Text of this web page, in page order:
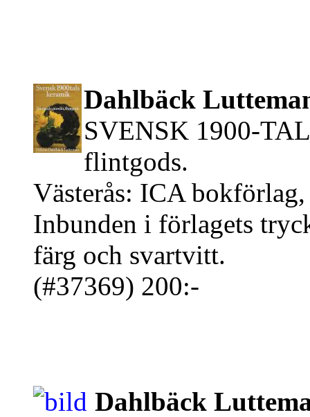
Dahlbäck
SVENSK 1900-
flintgods.
Västerås: ICA
Inbunden i förlagets
färg och svartvitt.
(#37369) 200:-
Dahlbäck